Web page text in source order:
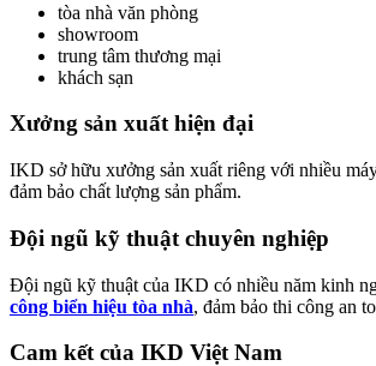
tòa nhà văn phòng
showroom
trung tâm thương mại
khách sạn
Xưởng sản xuất hiện đại
IKD sở hữu xưởng sản xuất riêng với nhiều
đảm bảo chất lượng sản phẩm.
Đội ngũ kỹ thuật chuyên nghiệp
Đội ngũ kỹ thuật của IKD có nhiều năm kinh
công biển hiệu tòa nhà, đảm bảo thi công an
Cam kết của IKD Việt Nam